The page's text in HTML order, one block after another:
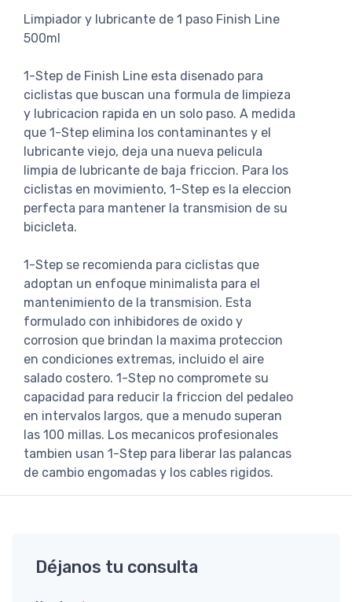
Limpiador y lubricante de 1 paso Finish Line
500ml
1-Step de Finish Line esta disenado para
ciclistas que buscan una formula de limpieza
y lubricacion rapida en un solo paso. A medida
que 1-Step elimina los contaminantes y el
lubricante viejo, deja una nueva pelicula
limpia de lubricante de baja friccion. Para los
ciclistas en movimiento, 1-Step es la eleccion
perfecta para mantener la transmision de su
bicicleta.
1-Step se recomienda para ciclistas que
adoptan un enfoque minimalista para el
mantenimiento de la transmision. Esta
formulado con inhibidores de oxido y
corrosion que brindan la maxima proteccion
en condiciones extremas, incluido el aire
salado costero. 1-Step no compromete su
capacidad para reducir la friccion del pedaleo
en intervalos largos, que a menudo superan
las 100 millas. Los mecanicos profesionales
tambien usan 1-Step para liberar las palancas
de cambio engomadas y los cables rigidos.
Déjanos tu consulta